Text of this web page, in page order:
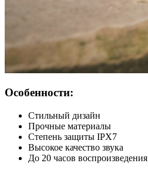
Особенности:
Стильный дизайн
Прочные материалы
Степень защиты IPX7
Высокое качество звука
До 20 часов воспроизведения